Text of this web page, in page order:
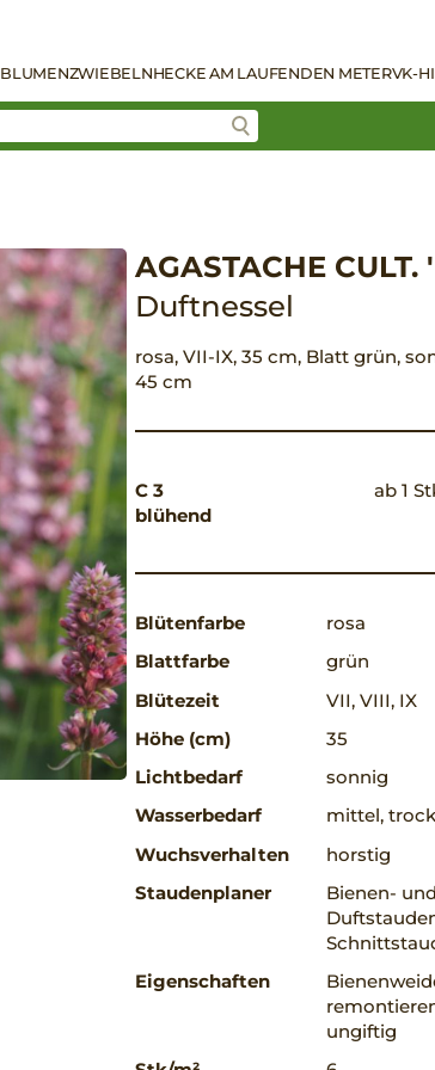
BLUMENZWIEBELNHECKE AM LAUFENDEN METERVK-
AGASTACHE
Duftnessel
rosa, VII-IX, 35 cm, Blatt grün,
45 cm
C 3
blühend
ab 1
Blütenfarbe
rosa
Blattfarbe
grün
Blütezeit
VII, VIII, IX
Höhe (cm)
35
Lichtbedarf
sonnig
Wasserbedarf
mittel,
Wuchsverhalten
horstig
Staudenplaner
Bienen-
Eigenschaften
ungiftig